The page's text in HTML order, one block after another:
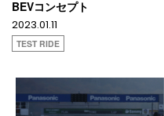
BEVコンセプト
2023.01.11
TEST RIDE